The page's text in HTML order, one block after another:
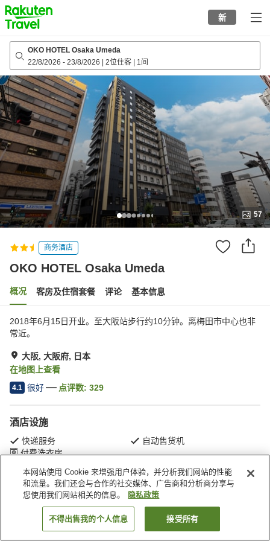
to
top
page
新
OKO HOTEL Osaka Umeda
22/8/2026 - 23/8/2026 2位住客 1间
57
商务酒店
OKO HOTEL Osaka Umeda
概况 客房及住宿套餐 评论 基本信息
2018年6月15日开业。至大阪站步行约10分钟。离梅田市中心也非
常近。
大阪, 大阪府, 日本
在地图上查看
4.1 很好 点评数: 329
酒店设施
快递服务
自动售货机
付费洗衣房
首页 日本 大阪府 大阪 大阪梅田Koko酒店
搜索客房
本网站使用 Cookie 来增强用户体验，并分析我们网站的性能
和流量。我们还会与合作的社交媒体、广告商和分析商分享与
您使用我们网站相关的信息。
隐私政策
不得出售我的个人信息 接受所有